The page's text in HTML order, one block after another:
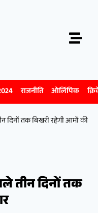
राजनीति ओलिंपिक
दिनों तक बिखरी रहेगी आमों की
तीन दिनों तक